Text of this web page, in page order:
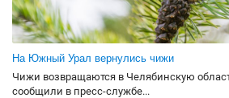
На Южный Урал вернулись чижи
Чижи возвращаются в Челябинскую
сообщили в пресс-службе...